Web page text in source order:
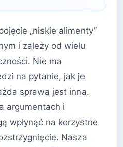
„niskie alimenty”
i zależy od wielu
Nie ma
na pytanie, jak je
sprawa jest inna.
argumentach i
wpłynąć na korzystne
Nasza